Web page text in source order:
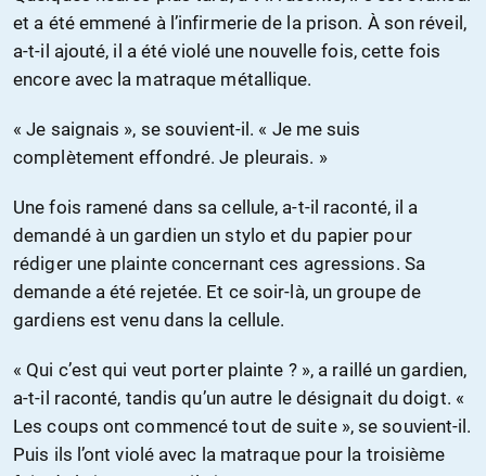
et a été emmené à l’infirmerie de la prison. À son réveil,
a-t-il ajouté, il a été violé une nouvelle fois, cette fois
encore avec la matraque métallique.
« Je saignais », se souvient-il. « Je me suis
complètement effondré. Je pleurais. »
Une fois ramené dans sa cellule, a-t-il raconté, il a
demandé à un gardien un stylo et du papier pour
rédiger une plainte concernant ces agressions. Sa
demande a été rejetée. Et ce soir-là, un groupe de
gardiens est venu dans la cellule.
« Qui c’est qui veut porter plainte ? », a raillé un gardien,
a-t-il raconté, tandis qu’un autre le désignait du doigt. «
Les coups ont commencé tout de suite », se souvient-il.
Puis ils l’ont violé avec la matraque pour la troisième